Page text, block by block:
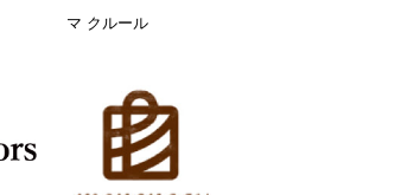
マ クルール